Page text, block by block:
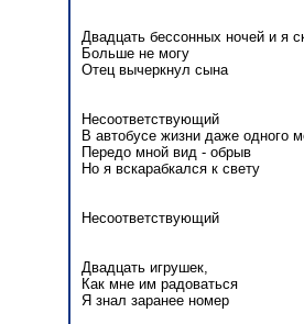
Двадцать бессонных ночей и я
Больше не могу
Отец вычеркнул сына
Несоответствующий
В автобусе жизни даже одного
Передо мной вид - обрыв
Но я вскарабкался к свету
Несоответствующий
Двадцать игрушек,
Как мне им радоваться
Я знал заранее номер